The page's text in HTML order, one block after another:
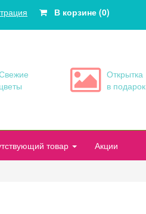
В корзине (0)
цветы
Открытка
в подарок
товар Акции